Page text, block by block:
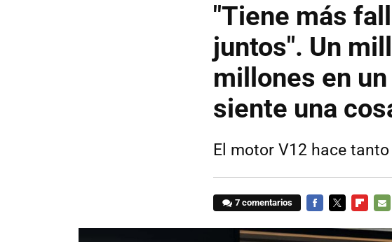
"Tiene más
juntos". Un
millones en
siente una
El motor V12 hace
7 comentarios
MAIL